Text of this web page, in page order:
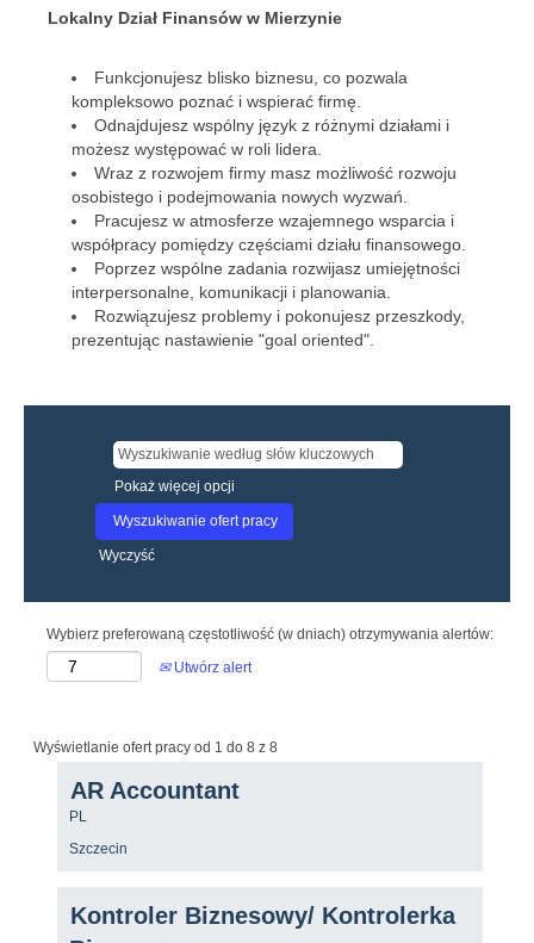
Lokalny Dział Finansów w Mierzynie
Funkcjonujesz blisko biznesu, co pozwala
kompleksowo poznać i wspierać firmę.
Odnajdujesz wspólny język z różnymi działami i
możesz występować w roli lidera.
Wraz z rozwojem firmy masz możliwość rozwoju
osobistego i podejmowania nowych wyzwań.
Pracujesz w atmosferze wzajemnego wsparcia i
współpracy pomiędzy częściami działu finansowego.
Poprzez wspólne zadania rozwijasz umiejętności
interpersonalne, komunikacji i planowania.
Rozwiązujesz problemy i pokonujesz przeszkody,
prezentując nastawienie "goal oriented".
Pokaż więcej opcji
Wyczyść
Wybierz preferowaną częstotliwość (w dniach) otrzymywania alertów:
Utwórz alert
Wyświetlanie ofert pracy od 1 do 8 z 8
1
do
Tytuł
AR Accountant
Kraj/region
PL
Lokalizacja
Szczecin
Zaznacz
za
pomocą
spacji,
pełną
treść
Tytuł
Kontroler Biznesowy/ Kontrolerka
Zaznacz
za